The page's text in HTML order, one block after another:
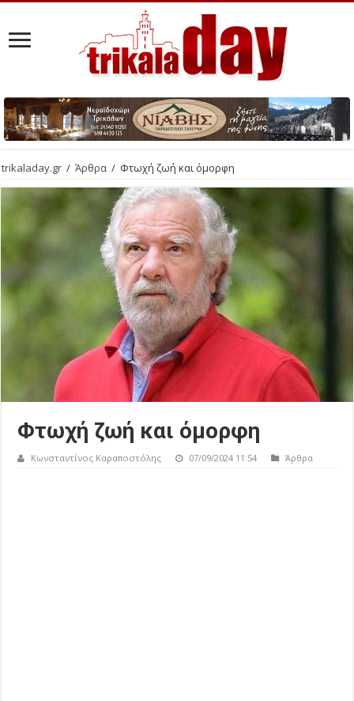
trikaladay.gr / Άρθρα / Φτωχή ζωή και όμορφη
Φτωχή ζωή και όμορφη
Κωνσταντίνος Καραποστόλης 07/09/2024 11:54 Άρθρα